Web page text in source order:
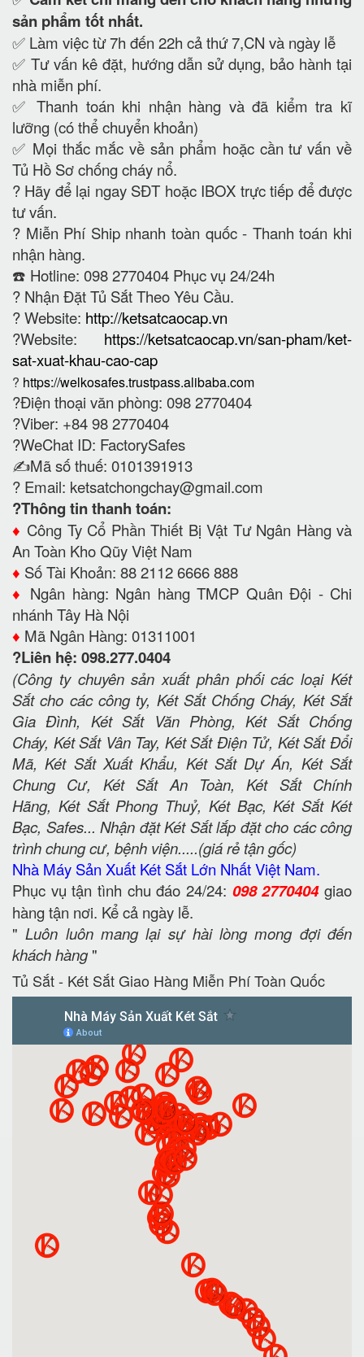
sản phẩm tốt nhất.
✅ Làm việc từ 7h đến 22h cả thứ 7,CN và ngày lễ
✅ Tư vấn kê đặt, hướng dẫn sử dụng, bảo hành tại
nhà miễn phí.
✅ Thanh toán khi nhận hàng và đã kiểm tra kĩ
lưỡng (có thể chuyển khoản)
✅ Mọi thắc mắc về sản phẩm hoặc cần tư vấn về
Tủ Hồ Sơ chống cháy nổ.
? Hãy để lại ngay SĐT hoặc IBOX trực tiếp để được
tư vấn.
? Miễn Phí Ship nhanh toàn quốc - Thanh toán khi
nhận hàng.
☎️ Hotline: 098 2770404 Phục vụ 24/24h
? Nhận Đặt Tủ Sắt Theo Yêu Cầu.
? Website: http://ketsatcaocap.vn
?Website: https://ketsatcaocap.vn/san-pham/ket-
sat-xuat-khau-cao-cap
? https://welkosafes.trustpass.alibaba.com
?Điện thoại văn phòng: 098 2770404
?Viber: +84 98 2770404
?WeChat ID: FactorySafes
✍️Mã số thuế: 0101391913
? Email: ketsatchongchay@gmail.com
?Thông tin thanh toán:
♦️ Công Ty Cổ Phần Thiết Bị Vật Tư Ngân Hàng và
An Toàn Kho Qũy Việt Nam
♦️ Số Tài Khoản: 88 2112 6666 888
♦️ Ngân hàng: Ngân hàng TMCP Quân Đội - Chi
nhánh Tây Hà Nội
♦️ Mã Ngân Hàng: 01311001
?Liên hệ: 098.277.0404
(Công ty chuyên sản xuất phân phối các loại Két
Sắt cho các công ty, Két Sắt Chống Cháy, Két Sắt
Gia Đình, Két Sắt Văn Phòng, Két Sắt Chống
Cháy, Két Sắt Vân Tay, Két Sắt Điện Tử, Két Sắt Đổi
Mã, Két Sắt Xuất Khẩu, Két Sắt Dự Án, Két Sắt
Chung Cư, Két Sắt An Toàn, Két Sắt Chính
Hãng, Két Sắt Phong Thuỷ, Két Bạc, Két Sắt Két
Bạc, Safes... Nhận đặt Két Sắt lắp đặt cho các công
trình chung cư, bệnh viện.....(giá rẻ tận gốc)
Nhà Máy Sản Xuất Két Sắt Lớn Nhất Việt Nam.
Phục vụ tận tình chu đáo 24/24: 098 2770404giao
hàng tận nơi. Kể cả ngày lễ.
"Luôn luôn mang lại sự hài lòng mong đợi đến
khách hàng"
Tủ Sắt - Két Sắt Giao Hàng Miễn Phí Toàn Quốc